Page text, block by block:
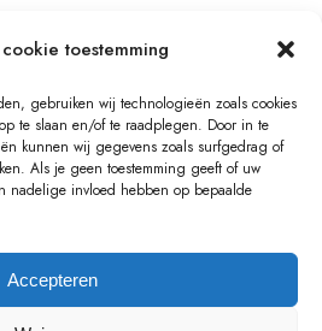
toestemming
gebruiken wij technologieën zoals cookies
te slaan en/of te raadplegen. Door in te
kunnen wij gegevens zoals surfgedrag of
Als je geen toestemming geeft of uw
nadelige invloed hebben op bepaalde
Accepteren
contact op!